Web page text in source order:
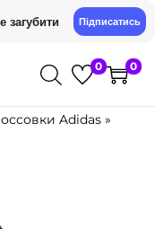
Підписатись
0 0
Adidas »